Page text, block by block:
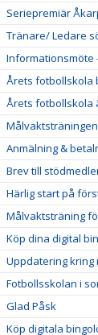
Seriepremiär
Tränare/ Ledare
Informationsmöte
Årets fotbollskola
Årets fotbollskola
Anmälning &
Brev till
Härlig start på
Målvaktsträning
Köp dina digital
Uppdatering kring
Fotbollsskolan i
Glad Påsk
Köp digitala